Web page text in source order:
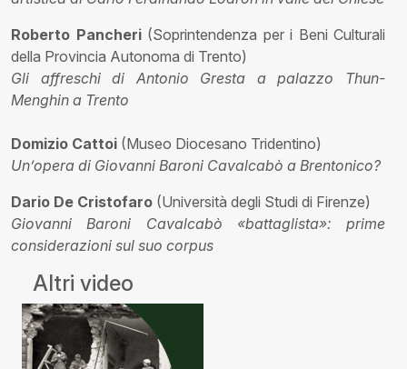
Roberto Pancheri(Soprintendenza per i Beni Culturali
della Provincia Autonoma di Trento)
Gli affreschi di Antonio Gresta a palazzo Thun-
Menghin a Trento
Domizio Cattoi (Museo Diocesano Tridentino)
Un’opera di Giovanni Baroni Cavalcabò a Brentonico?
Dario De Cristofaro (Università degli Studi di Firenze)
Giovanni Baroni Cavalcabò «battaglista»: prime
considerazioni sul suo corpus
Altri video